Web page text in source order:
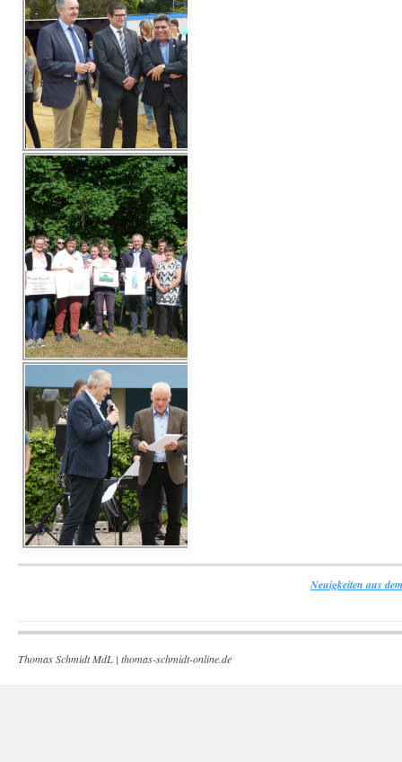
Neuigkeiten aus
Thomas Schmidt MdL | thomas-schmidt-online.de